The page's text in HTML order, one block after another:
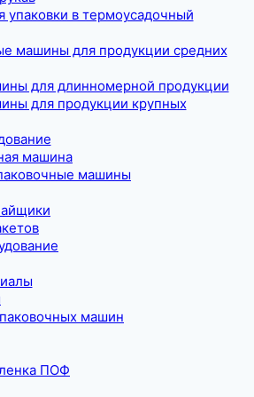
упаковки в термоусадочный
машины для продукции средних
для длинномерной продукции
для продукции крупных
машина
машины
машин
ПОФ